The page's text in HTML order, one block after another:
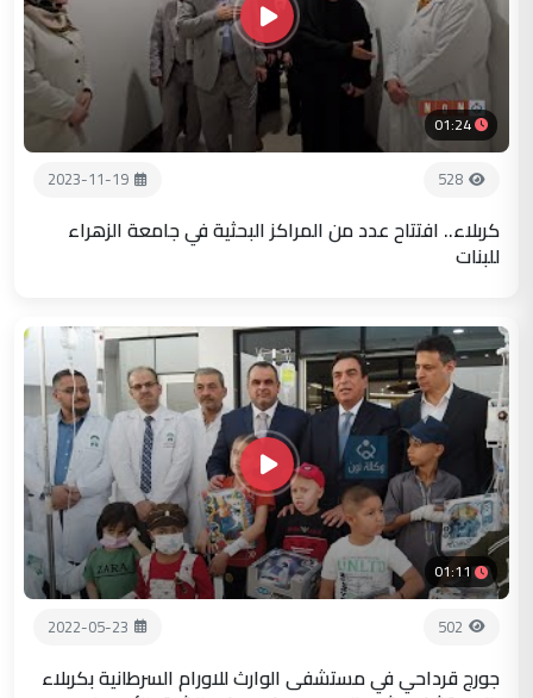
01:24
528
2023-11-19
كربلاء.. افتتاح عدد من المراكز البحثية في جامعة الزهراء
للبنات
01:11
502
2022-05-23
جورج قرداحي في مستشفى الوارث للاورام السرطانية بكربلاء